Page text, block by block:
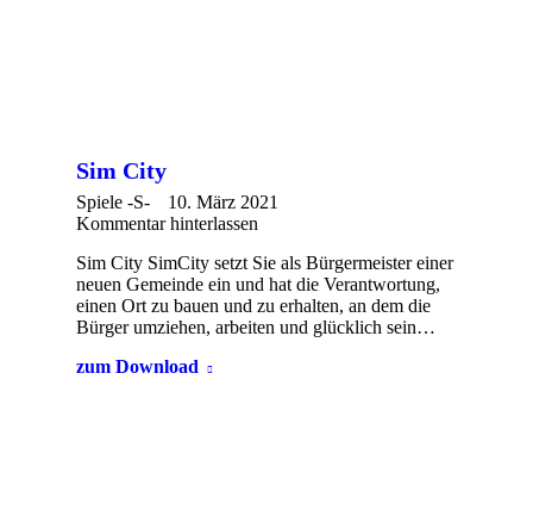
Sim City
Spiele -S-
10. März 2021
Kommentar hinterlassen
Sim City SimCity setzt Sie als Bürgermeister einer
neuen Gemeinde ein und hat die Verantwortung,
einen Ort zu bauen und zu erhalten, an dem die
Bürger umziehen, arbeiten und glücklich sein…
zum Download